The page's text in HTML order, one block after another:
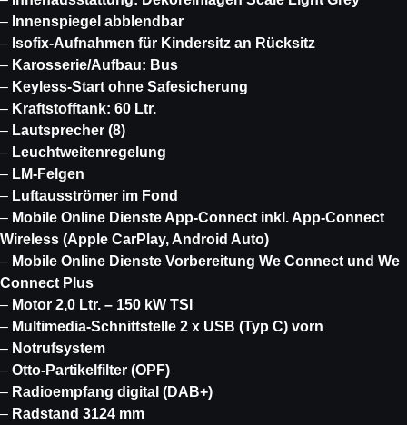
– Innenspiegel abblendbar
– Isofix-Aufnahmen für Kindersitz an Rücksitz
– Karosserie/Aufbau: Bus
– Keyless-Start ohne Safesicherung
– Kraftstofftank: 60 Ltr.
– Lautsprecher (8)
– Leuchtweitenregelung
– LM-Felgen
– Luftausströmer im Fond
– Mobile Online Dienste App-Connect inkl. App-Connect
Wireless (Apple CarPlay, Android Auto)
– Mobile Online Dienste Vorbereitung We Connect und We
Connect Plus
– Motor 2,0 Ltr. – 150 kW TSI
– Multimedia-Schnittstelle 2 x USB (Typ C) vorn
– Notrufsystem
– Otto-Partikelfilter (OPF)
– Radioempfang digital (DAB+)
– Radstand 3124 mm